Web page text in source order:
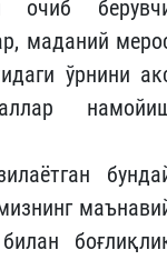
очиб
маданий
ўрнини